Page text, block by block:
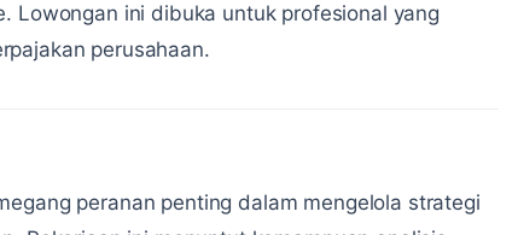
Lowongan ini dibuka untuk profesional yang
perusahaan.
peranan penting dalam mengelola strategi